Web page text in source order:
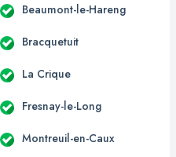
Beaumont-le-Hareng
Bracquetuit
La Crique
Fresnay-le-Long
Montreuil-en-Caux